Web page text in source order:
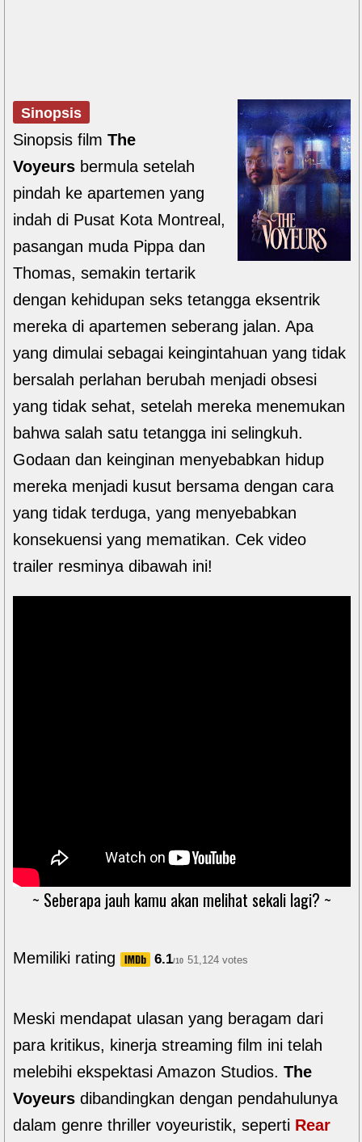
Sinopsis
Sinopsis film The
Voyeurs bermula setelah
pindah ke apartemen yang
indah di Pusat Kota Montreal,
pasangan muda Pippa dan
Thomas, semakin tertarik
dengan kehidupan seks tetangga eksentrik
mereka di apartemen seberang jalan. Apa
yang dimulai sebagai keingintahuan yang tidak
bersalah perlahan berubah menjadi obsesi
yang tidak sehat, setelah mereka menemukan
bahwa salah satu tetangga ini selingkuh.
Godaan dan keinginan menyebabkan hidup
mereka menjadi kusut bersama dengan cara
yang tidak terduga, yang menyebabkan
konsekuensi yang mematikan. Cek video
trailer resminya dibawah ini!
~ Seberapa jauh kamu akan melihat sekali lagi? ~
Memiliki rating 6.1/10 51,124 votes
Meski mendapat ulasan yang beragam dari
para kritikus, kinerja streaming film ini telah
melebihi ekspektasi Amazon Studios. The
Voyeurs dibandingkan dengan pendahulunya
dalam genre thriller voyeuristik, seperti Rear